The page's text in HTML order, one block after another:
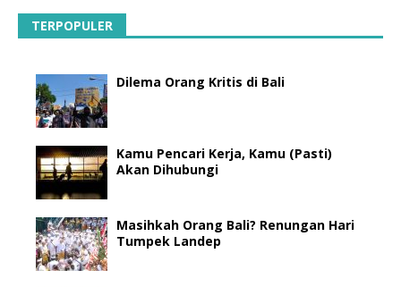
TERPOPULER
Dilema Orang Kritis di Bali
Kamu Pencari Kerja, Kamu (Pasti)
Akan Dihubungi
Masihkah Orang Bali? Renungan Hari
Tumpek Landep